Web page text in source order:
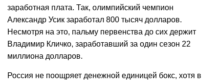
заработная плата. Так, олимпийский чемпион
Александр Усик заработал 800 тысяч долларов.
Несмотря на это, пальму первенства до сих держит
Владимир Кличко, заработавший за один сезон 22
миллиона долларов.
Россия не поощряет денежной единицей бокс, хотя в